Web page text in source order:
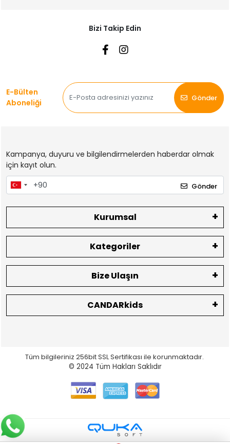
Bizi Takip Edin
E-Bülten
Aboneliği
Gönder
Kampanya, duyuru ve bilgilendirmelerden haberdar olmak
için kayıt olun.
Gönder
Kurumsal
Kategoriler
Bize Ulaşın
CANDARkids
Tüm bilgileriniz 256bit SSL Sertifikası ile korunmaktadır.
© 2024 Tüm Hakları Saklıdır